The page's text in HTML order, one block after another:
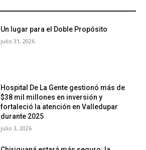
Un lugar para el Doble Propósito
julio 31, 2026
Hospital De La Gente gestionó más de
$38 mil millones en inversión y
fortaleció la atención en Valledupar
durante 2025
julio 3, 2026